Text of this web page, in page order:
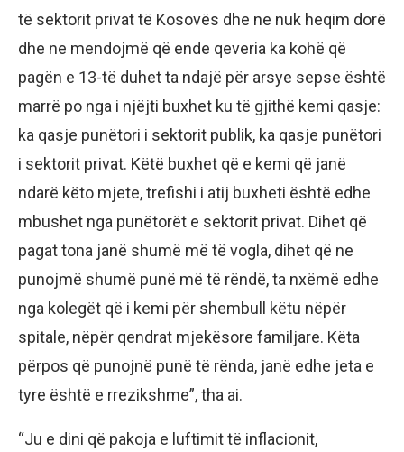
të sektorit privat të Kosovës dhe ne nuk heqim dorë
dhe ne mendojmë që ende qeveria ka kohë që
pagën e 13-të duhet ta ndajë për arsye sepse është
marrë po nga i njëjti buxhet ku të gjithë kemi qasje:
ka qasje punëtori i sektorit publik, ka qasje punëtori
i sektorit privat. Këtë buxhet që e kemi që janë
ndarë këto mjete, trefishi i atij buxheti është edhe
mbushet nga punëtorët e sektorit privat. Dihet që
pagat tona janë shumë më të vogla, dihet që ne
punojmë shumë punë më të rëndë, ta nxëmë edhe
nga kolegët që i kemi për shembull këtu nëpër
spitale, nëpër qendrat mjekësore familjare. Këta
përpos që punojnë punë të rënda, janë edhe jeta e
tyre është e rrezikshme”, tha ai.
“Ju e dini që pakoja e luftimit të inflacionit,